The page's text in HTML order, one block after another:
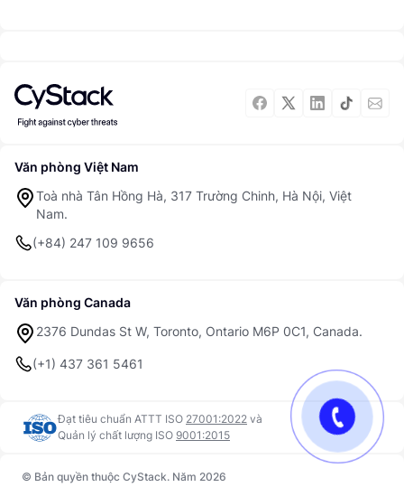
Văn phòng Việt Nam
Toà nhà Tân Hồng Hà, 317 Trường Chinh, Hà Nội, Việt
Nam.
(+84) 247 109 9656
Văn phòng Canada
2376 Dundas St W, Toronto, Ontario M6P 0C1, Canada.
(+1) 437 361 5461
Đạt tiêu chuẩn ATTT ISO 27001:2022 và
Quản lý chất lượng ISO 9001:2015
© Bản quyền thuộc CyStack. Năm 2026